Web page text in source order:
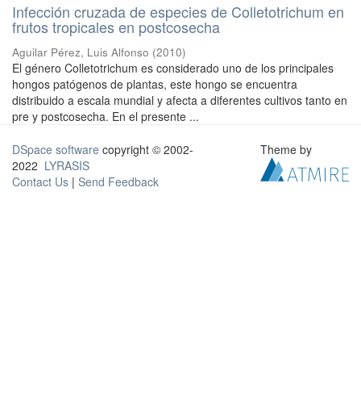
Infección cruzada de especies de Colletotrichum en
frutos tropicales en postcosecha
Aguilar Pérez, Luis Alfonso (2010)
El género Colletotrichum es considerado uno de los principales
hongos patógenos de plantas, este hongo se encuentra
distribuido a escala mundial y afecta a diferentes cultivos tanto en
pre y postcosecha. En el presente ...
DSpace software copyright © 2002-
2022 LYRASIS
Contact Us | Send Feedback
Theme by